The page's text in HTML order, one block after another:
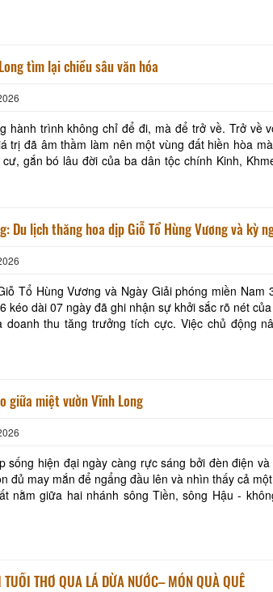
tìm lại chiều sâu văn hóa
hành trình không chỉ để đi, mà để trở về. Trở về
trị đã âm thầm làm nên một vùng đất hiền hòa
cư, gắn bó lâu đời của ba dân tộc chính Kinh,
Du lịch thăng hoa dịp Giỗ Tổ Hùng Vương và kỳ
Tổ Hùng Vương và Ngày Giải phóng miền Nam
kéo dài 07 ngày đã ghi nhận sự khởi sắc rõ nét
doanh thu tăng trưởng tích cực. Việc chủ động
giữa miệt vườn Vĩnh Long
sống hiện đại ngày càng rực sáng bởi đèn điện
đủ may mắn để ngẩng đầu lên và nhìn thấy cả
nằm giữa hai nhánh sông Tiền, sông Hậu -
TUỔI THƠ QUA LÁ DỪA NƯỚC– MÓN QUÀ QUÊ
ONE HOTEL
Khu tưởng niệm cố Thủ tướng Võ